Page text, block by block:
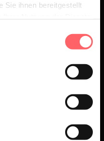
Sie ihnen bereitgestellt
dass du es
verdächtig?
es beim